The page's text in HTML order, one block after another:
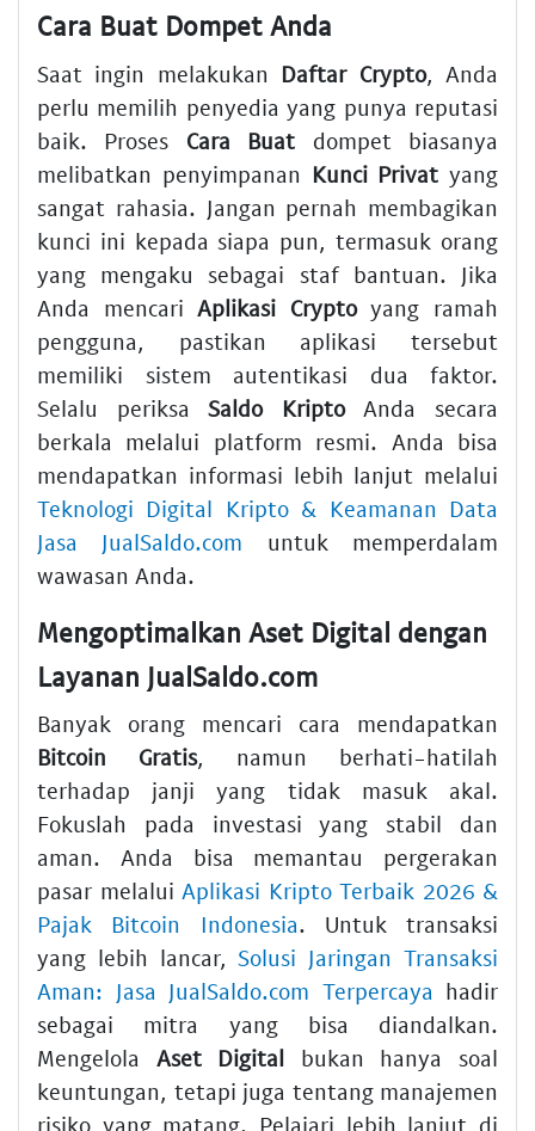
Cara Buat Dompet Anda
Saat ingin melakukan Daftar Crypto, Anda
perlu memilih penyedia yang punya reputasi
baik. Proses Cara Buat dompet biasanya
melibatkan penyimpanan Kunci Privat yang
sangat rahasia. Jangan pernah membagikan
kunci ini kepada siapa pun, termasuk orang
yang mengaku sebagai staf bantuan. Jika
Anda mencariAplikasi Cryptoyang ramah
pengguna, pastikan aplikasi tersebut
memiliki sistem autentikasi dua faktor.
Selalu periksaSaldo KriptoAnda secara
berkala melalui platform resmi. Anda bisa
mendapatkan informasi lebih lanjut melalui
Teknologi Digital Kripto & Keamanan Data
Jasa JualSaldo.com untuk memperdalam
wawasan Anda.
Mengoptimalkan Aset Digital dengan
Layanan JualSaldo.com
Banyak orang mencari cara mendapatkan
Bitcoin Gratis, namun berhati-hatilah
terhadap janji yang tidak masuk akal.
Fokuslah pada investasi yang stabil dan
aman. Anda bisa memantau pergerakan
pasar melalui Aplikasi Kripto Terbaik 2026 &
Pajak Bitcoin Indonesia. Untuk transaksi
yang lebih lancar,Solusi Jaringan Transaksi
Aman: Jasa JualSaldo.com Terpercaya hadir
sebagai mitra yang bisa diandalkan.
Mengelola Aset Digital bukan hanya soal
keuntungan, tetapi juga tentang manajemen
risiko yang matang. Pelajari lebih lanjut di